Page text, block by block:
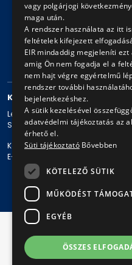
© Copyright
Impresszum Jogi
Adatvédelmi politika és
KAPCSOLAT
Levelezési cím: 1980 Budapest,
Székhely: 1980 Budapest, Akácfa
Központi telefonszám: + 36 1
E-mail cím: bkv@bkv.hu
vagy polgárjogi
maga után.
A rendszer használata az itt
feltételek kifejezett
EIR mindaddig megjeleníti
amig Ön nem fogadja el a
nem hajt végre egyértelmű
rendszer további
bejelentkezéshez.
A sütik kezelésével
adatvédelmi tájékoztatás az
érhető el.
Süti tájékoztató Bővebben
KÖTELEZŐ SÜTIK
MŰKÖDÉST
EGYÉB
ÖSSZES